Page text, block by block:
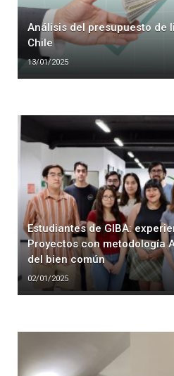
Análisis del presupuesto de
Chile
13/01/2025
Estudiantes de GIBA:
Proyectos con metodología
del bien común
02/01/2025